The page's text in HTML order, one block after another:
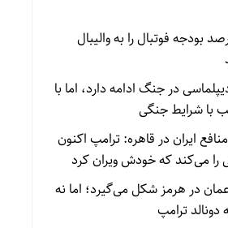
بودجه فوتبال را به والیبال
در جنگ ادامه دارد، اما با
با شرایط جنگی
ایران در قاهره: ترامپ اکنون
را می‌کند که خودش ویران کرد
عمان در هرمز شکل می‌گیرد؛ اما نه
ترامپ